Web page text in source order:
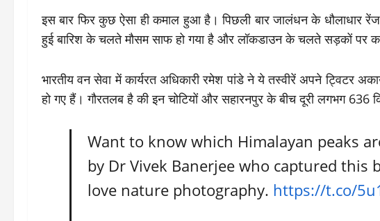
इस बार फिर कुछ ऐसा ही कमाल हुआ है। पिछली बार जालंधन के धौलाधार
हुई बारिश के चलते मौसम साफ हो गया है और लॉकडाउन के चलते सड़कों पर
भारतीय वन सेवा में कार्यरत अधिकारी रमेश पांडे ने ये तस्वीरें अपने ट्विटर
हो गए हैं। गौरतलब है की इन चोटियों और सहारनपुर के बीच दूरी लगभग 636
Want to know which Himalayan peaks
by Dr Vivek Banerjee who captured this
love nature photography. https://t.co/